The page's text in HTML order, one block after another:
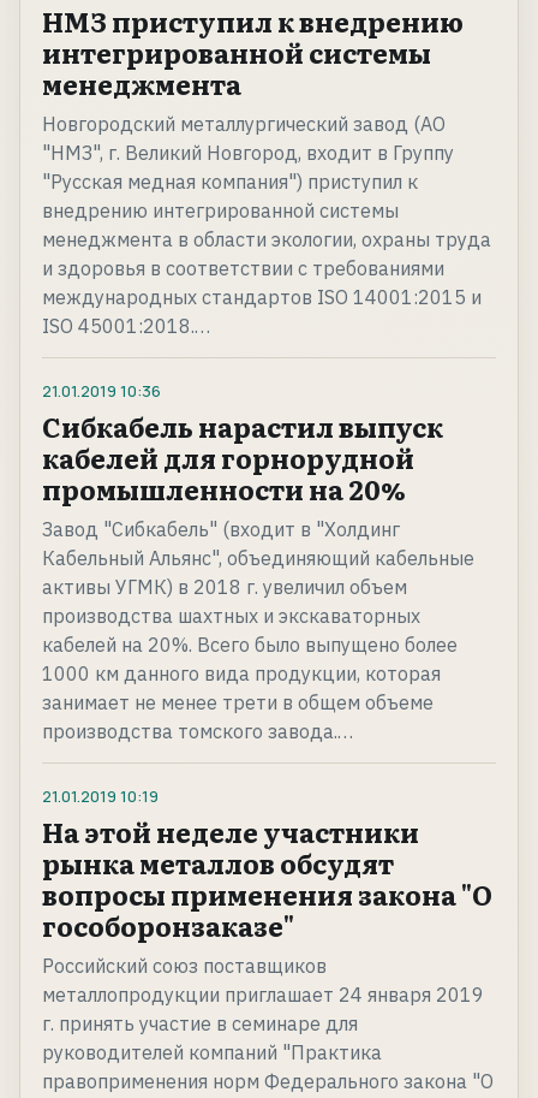
НМЗ приступил к внедрению
интегрированной системы
менеджмента
Новгородский металлургический завод (АО
"НМЗ", г. Великий Новгород, входит в Группу
"Русская медная компания") приступил к
внедрению интегрированной системы
менеджмента в области экологии, охраны труда
и здоровья в соответствии с требованиями
международных стандартов ISO 14001:2015 и
ISO 45001:2018.…
21.01.2019 10:36
Сибкабель нарастил выпуск
кабелей для горнорудной
промышленности на 20%
Завод "Сибкабель" (входит в "Холдинг
Кабельный Альянс", объединяющий кабельные
активы УГМК) в 2018 г. увеличил объем
производства шахтных и экскаваторных
кабелей на 20%. Всего было выпущено более
1000 км данного вида продукции, которая
занимает не менее трети в общем объеме
производства томского завода.…
21.01.2019 10:19
На этой неделе участники
рынка металлов обсудят
вопросы применения закона "О
гособоронзаказе"
Российский союз поставщиков
металлопродукции приглашает 24 января 2019
г. принять участие в семинаре для
руководителей компаний "Практика
правоприменения норм Федерального закона "О